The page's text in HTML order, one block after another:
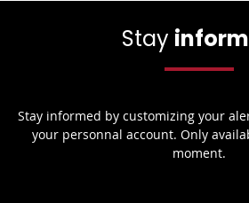
Stay
Stay informed by customizing your
your personnal account. Only
moment.